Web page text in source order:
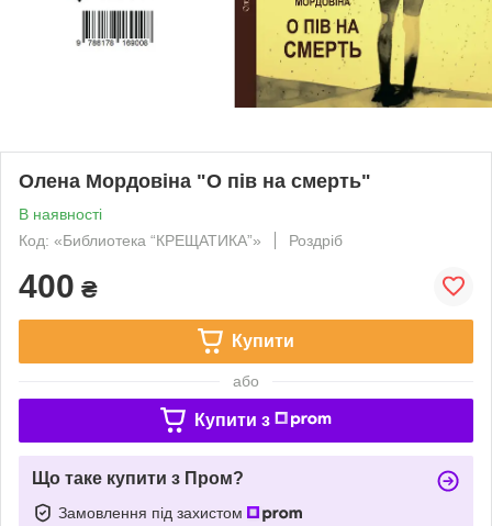
Олена Мордовіна "О пів на смерть"
В наявності
Код: «Библиотека “КРЕЩАТИКА”»
Роздріб
400 ₴
Купити
або
Купити з
Що таке купити з Пром?
Замовлення під захистом